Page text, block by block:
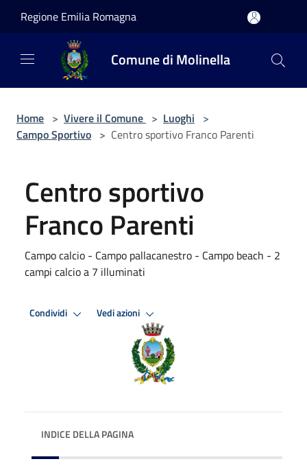
Regione Emilia Romagna
Comune di Molinella
Home > Vivere il Comune > Luoghi >
Campo Sportivo > Centro sportivo Franco Parenti
Centro sportivo
Franco Parenti
Campo calcio - Campo pallacanestro - Campo beach - 2
campi calcio a 7 illuminati
Condividi Vedi azioni
INDICE DELLA PAGINA